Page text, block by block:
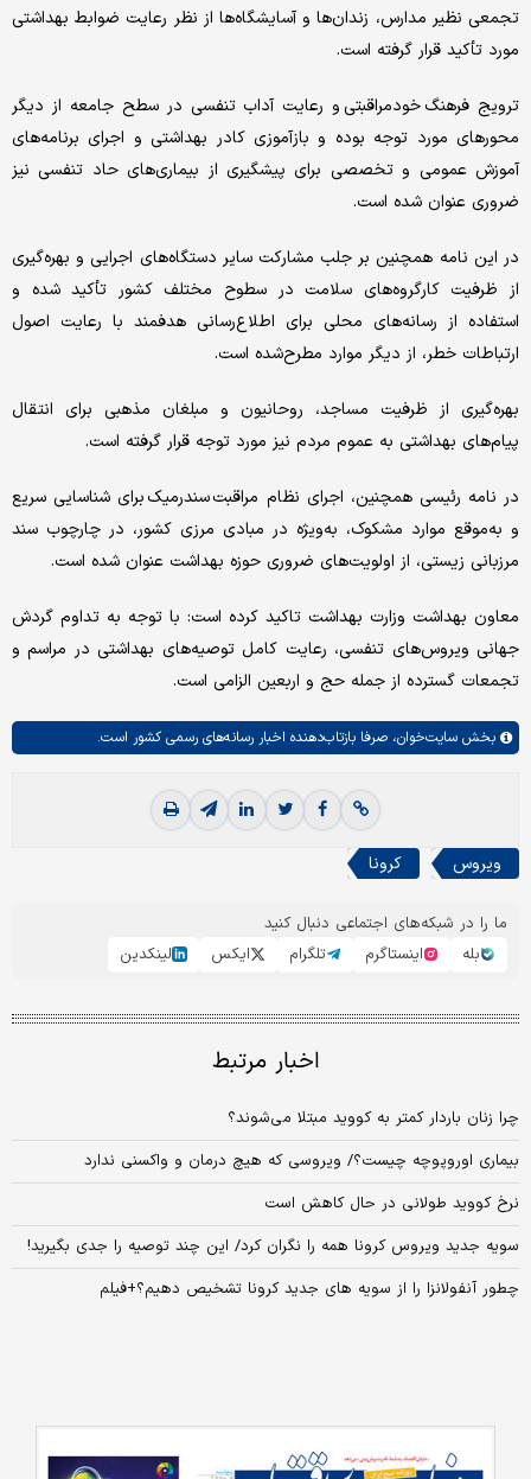
تجمعی نظیر مدارس، زندان‌ها و آسایشگاه‌ها از نظر رعایت ضوابط بهداشتی
مورد تأکید قرار گرفته است.
ترویج فرهنگ خودمراقبتی و رعایت آداب تنفسی در سطح جامعه از دیگر
محورهای مورد توجه بوده و بازآموزی کادر بهداشتی و اجرای برنامه‌های
آموزش عمومی و تخصصی برای پیشگیری از بیماری‌های حاد تنفسی نیز
ضروری عنوان شده است.
در این نامه همچنین بر جلب مشارکت سایر دستگاه‌های اجرایی و بهره‌گیری
از ظرفیت کارگروه‌های سلامت در سطوح مختلف کشور تأکید شده و
استفاده از رسانه‌های محلی برای اطلاع‌رسانی هدفمند با رعایت اصول
ارتباطات خطر، از دیگر موارد مطرح‌شده است.
بهره‌گیری از ظرفیت مساجد، روحانیون و مبلغان مذهبی برای انتقال
پیام‌های بهداشتی به عموم مردم نیز مورد توجه قرار گرفته است.
در نامه رئیسی همچنین، اجرای نظام مراقبت سندرمیک برای شناسایی سریع
و به‌موقع موارد مشکوک، به‌ویژه در مبادی مرزی کشور، در چارچوب سند
مرزبانی زیستی، از اولویت‌های ضروری حوزه بهداشت عنوان شده است.
معاون بهداشت وزارت بهداشت تاکید کرده است: با توجه به تداوم گردش
جهانی ویروس‌های تنفسی، رعایت کامل توصیه‌های بهداشتی در مراسم و
تجمعات گسترده از جمله حج و اربعین الزامی است.
بخش سایت‌خوان، صرفا بازتاب‌دهنده اخبار رسانه‌های رسمی کشور است.
ویروس کرونا
ما را در شبکه‌های اجتماعی دنبال کنید
بله
اینستاگرم تلگرام ایکس لینکدین
اخبار مرتبط
چرا زنان باردار کمتر به کووید مبتلا می‌شوند؟
بیماری اوروپوچه چیست؟/ ویروسی که هیچ درمان و واکسنی ندارد
نرخ کووید طولانی در حال کاهش است
سویه جدید ویروس کرونا همه را نگران کرد/ این چند توصیه را جدی بگیرید!
چطور آنفولانزا را از سویه های جدید کرونا تشخیص دهیم؟+فیلم